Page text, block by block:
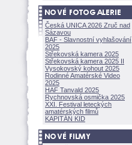
Česká UNICA 2026 Zruč nad
Sázavou
BAF - Slavnostní vyhlašování
2025
Střekovská kamera 2025
Střekovská kamera 2025 II
Vysokovský kohout 2025
Rodinné Amatérské Video
2025
HAF Tanvald 2025
Rychnovská osmička 2025
XXI. Festival leteckých
amatérských filmů
KAPITÁN KID